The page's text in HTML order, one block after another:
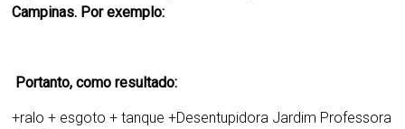
Campinas. Por exemplo:
Portanto, como resultado:
+ralo + esgoto + tanque +Desentupidora Jardim Professora